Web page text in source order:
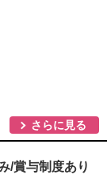
さらに見る
/賞与制度あり